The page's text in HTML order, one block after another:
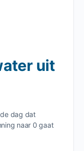
uit
dag dat
naar 0 gaat